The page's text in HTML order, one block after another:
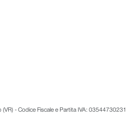
- Codice Fiscale e Partita IVA: